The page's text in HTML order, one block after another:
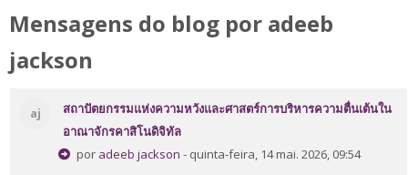
Como me Inscrever?
Perguntas Frequentes
Mensagens do blog por adeeb
jackson
aj
สถาปัตยกรรมแห่งความหวังและศาสตร์การบริหารความตื่นเต้นใน
อาณาจักรคาสิโนดิจิทัล
por adeeb jackson - quinta-feira, 14 mai. 2026, 09:54